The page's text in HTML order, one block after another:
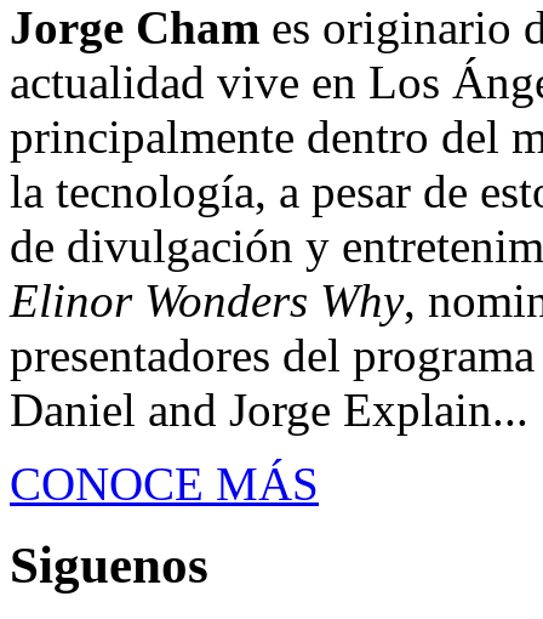
Jorge Cham es originario
actualidad vive en Los
principalmente dentro del
la tecnología, a pesar de
de divulgación y
Elinor Wonders Why,
presentadores del
Daniel and Jorge Explain...
CONOCE MÁS
Siguenos